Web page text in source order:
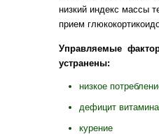
низкий индекс массы
прием
Управляемые
устранены:
низкое
дефицит
курение